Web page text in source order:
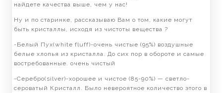
найдете качества выше, чем у нас!
Ну и по старинке, рассказываю Вам о том, какие могут
быть кристаллы, исходя из чистоты вещества ?
-Белый Пух(white fluff)-очень чистые (95%) воздушные
белые хлопья из кристалла. До сих пор в обороте и самые
востребованные. очень чистый
-Серебро(silver)-хорошее и чистое (85-90%) — светло-
сероватый Кристалл. Было невероятное количество этого в